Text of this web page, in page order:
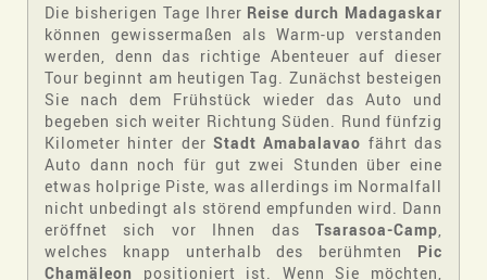
Die bisherigen Tage Ihrer Reise durch Madagaskar
können gewissermaßen als Warm-up verstanden
werden, denn das richtige Abenteuer auf dieser
Tour beginnt am heutigen Tag. Zunächst besteigen
Sie nach dem Frühstück wieder das Auto und
begeben sich weiter Richtung Süden. Rund fünfzig
Kilometer hinter der Stadt Amabalavao fährt das
Auto dann noch für gut zwei Stunden über eine
etwas holprige Piste, was allerdings im Normalfall
nicht unbedingt als störend empfunden wird. Dann
eröffnet sich vor Ihnen das Tsarasoa-Camp
welches knapp unterhalb des berühmten Pic
Chamäleon positioniert ist. Wenn Sie möchten,